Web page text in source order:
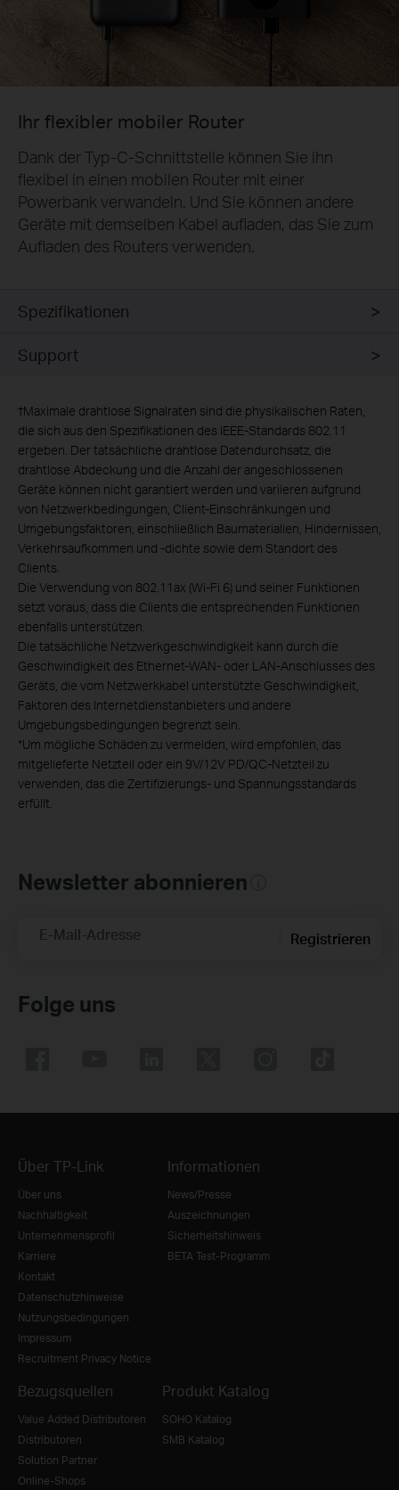
Ihr flexibler mobiler Router
Dank der Typ-C-Schnittstelle können Sie ihn
flexibel in einen mobilen Router mit einer
Powerbank verwandeln. Und Sie können andere
Geräte mit demselben Kabel aufladen, das Sie zum
Aufladen des Routers verwenden.
Spezifikationen
Support
†Maximale drahtlose Signalraten sind die physikalischen Raten,
die sich aus den Spezifikationen des IEEE-Standards 802.11
ergeben. Der tatsächliche drahtlose Datendurchsatz, die
drahtlose Abdeckung und die Anzahl der angeschlossenen
Geräte können nicht garantiert werden und variieren aufgrund
von Netzwerkbedingungen, Client-Einschränkungen und
Umgebungsfaktoren, einschließlich Baumaterialien, Hindernissen,
Verkehrsaufkommen und -dichte sowie dem Standort des
Clients.
Die Verwendung von 802.11ax (Wi-Fi 6) und seiner Funktionen
setzt voraus, dass die Clients die entsprechenden Funktionen
ebenfalls unterstützen.
Die tatsächliche Netzwerkgeschwindigkeit kann durch die
Geschwindigkeit des Ethernet-WAN- oder LAN-Anschlusses des
Geräts, die vom Netzwerkkabel unterstützte Geschwindigkeit,
Faktoren des Internetdienstanbieters und andere
Umgebungsbedingungen begrenzt sein.
*Um mögliche Schäden zu vermeiden, wird empfohlen, das
mitgelieferte Netzteil oder ein 9V/12V PD/QC-Netzteil zu
verwenden, das die Zertifizierungs- und Spannungsstandards
erfüllt.
Newsletter abonnieren
E-Mail-Adresse Registrieren
Folge uns
Über TP-Link
Über uns
Nachhaltigkeit
Unternehmensprofil
Karriere
Kontakt
Datenschutzhinweise
Nutzungsbedingungen
Impressum
Recruitment Privacy Notice
Informationen
News/Presse
Auszeichnungen
Sicherheitshinweis
BETA Test-Programm
Bezugsquellen
Value Added Distributoren
Distributoren
Solution Partner
Online-Shops
Produkt Katalog
SOHO Katalog
SMB Katalog